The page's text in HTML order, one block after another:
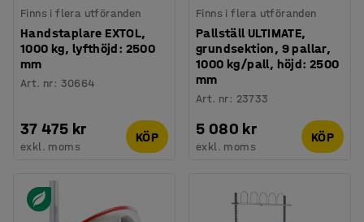
Finns i flera utföranden
Handstaplare EXTOL,
1000 kg, lyfthöjd: 2500
mm
Art. nr: 30664
37 475 kr
exkl. moms
KÖP
Finns i flera utföranden
Pallställ ULTIMATE,
grundsektion, 9 pallar,
1000 kg/pall, höjd: 2500
mm
Art. nr: 23733
5 080 kr
exkl. moms
KÖP